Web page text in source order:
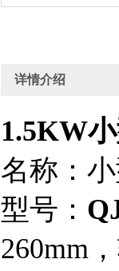
详情介绍
1.5KW
名称：
型号：
260mm